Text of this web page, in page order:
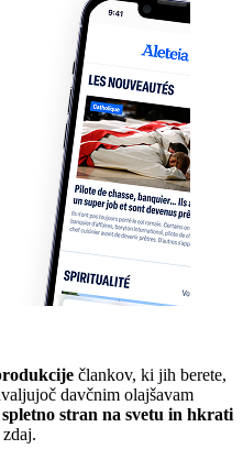
člankov, ki jih berete,
davčnim olajšavam
stran na svetu in hkrati